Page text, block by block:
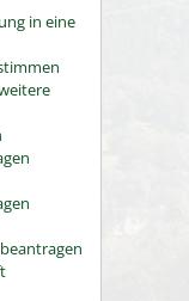
in eine